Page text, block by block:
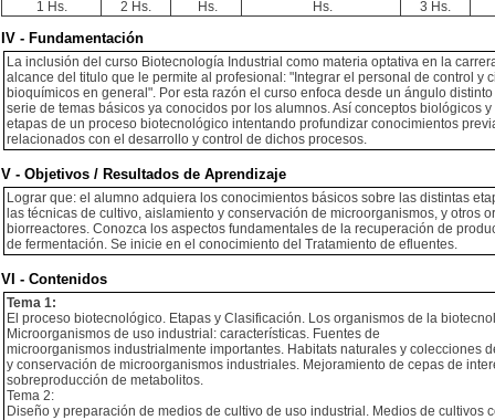
1 Hs. 2 Hs. Hs. Hs. 3 Hs.
IV - Fundamentación
La inclusión del curso Biotecnología Industrial como materia optativa en la
alcance del titulo que le permite al profesional: "Integrar el personal de control
bioquímicos en general". Por esta razón el curso enfoca desde un ángulo
serie de temas básicos ya conocidos por los alumnos. Así conceptos biológicos
etapas de un proceso biotecnológico intentando profundizar conocimientos
relacionados con el desarrollo y control de dichos procesos.
V - Objetivos / Resultados de Aprendizaje
Lograr que: el alumno adquiera los conocimientos básicos sobre las distintas
las técnicas de cultivo, aislamiento y conservación de microorganismos, y
biorreactores. Conozca los aspectos fundamentales de la recuperación de
de fermentación. Se inicie en el conocimiento del Tratamiento de efluentes.
VI - Contenidos
Tema 1:
El proceso biotecnológico. Etapas y Clasificación. Los organismos de la
Microorganismos de uso industrial: características. Fuentes de
microorganismos industrialmente importantes. Habitats naturales y colecciones
y conservación de microorganismos industriales. Mejoramiento de cepas de
sobreproducción de metabolitos.
Tema 2:
Diseño y preparación de medios de cultivo de uso industrial. Medios de cultivos